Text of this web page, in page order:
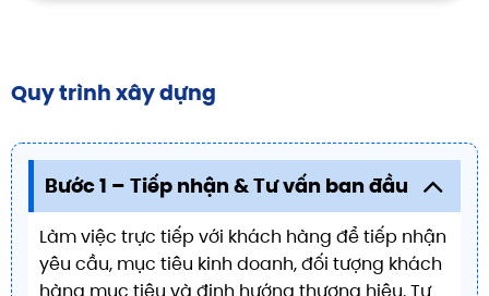
Quy trình xây dựng
Bước 1 – Tiếp nhận & Tư vấn ban đầu
Làm việc trực tiếp với khách hàng để tiếp nhận
yêu cầu, mục tiêu kinh doanh, đối tượng khách
hàng mục tiêu và định hướng thương hiệu. Tư